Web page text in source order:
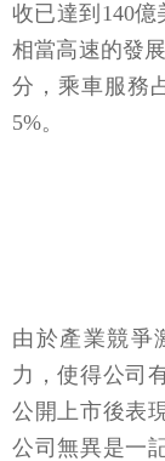
收已達到140
相當高速的發
分，乘車服務
5%。
由於產業競爭
力，使得公司
公開上市後表
公司無異是一